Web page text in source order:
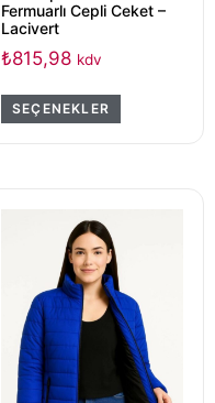
Fermuarlı Cepli Ceket –
Lacivert
₺815,98 kdv
SEÇENEKLER